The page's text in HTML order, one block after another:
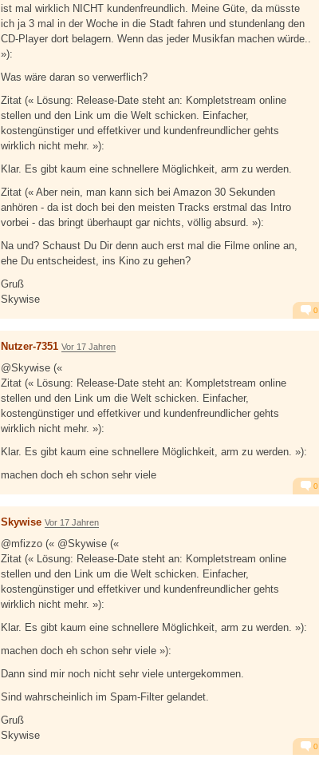
ist mal wirklich NICHT kundenfreundlich. Meine Güte, da müsste
ich ja 3 mal in der Woche in die Stadt fahren und stundenlang den
CD-Player dort belagern. Wenn das jeder Musikfan machen würde..
»):
Was wäre daran so verwerflich?
Zitat (« Lösung: Release-Date steht an: Kompletstream online
stellen und den Link um die Welt schicken. Einfacher,
kostengünstiger und effetkiver und kundenfreundlicher gehts
wirklich nicht mehr. »):
Klar. Es gibt kaum eine schnellere Möglichkeit, arm zu werden.
Zitat (« Aber nein, man kann sich bei Amazon 30 Sekunden
anhören - da ist doch bei den meisten Tracks erstmal das Intro
vorbei - das bringt überhaupt gar nichts, völlig absurd. »):
Na und? Schaust Du Dir denn auch erst mal die Filme online an,
ehe Du entscheidest, ins Kino zu gehen?
Gruß
Skywise
Alarm Antworten
0
Nutzer-7351 Vor 17 Jahren
@Skywise («
Zitat (« Lösung: Release-Date steht an: Kompletstream online
stellen und den Link um die Welt schicken. Einfacher,
kostengünstiger und effetkiver und kundenfreundlicher gehts
wirklich nicht mehr. »):
Klar. Es gibt kaum eine schnellere Möglichkeit, arm zu werden. »):
machen doch eh schon sehr viele
Alarm Antworten
0
Skywise Vor 17 Jahren
@mfizzo (« @Skywise («
Zitat (« Lösung: Release-Date steht an: Kompletstream online
stellen und den Link um die Welt schicken. Einfacher,
kostengünstiger und effetkiver und kundenfreundlicher gehts
wirklich nicht mehr. »):
Klar. Es gibt kaum eine schnellere Möglichkeit, arm zu werden. »):
machen doch eh schon sehr viele »):
Dann sind mir noch nicht sehr viele untergekommen.
Sind wahrscheinlich im Spam-Filter gelandet.
Gruß
Skywise
0